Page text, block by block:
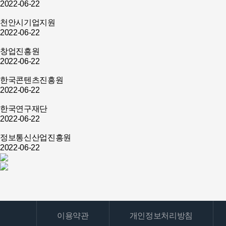
2022-06-22
천안시기업지원
2022-06-22
창업진흥원
2022-06-22
한국콘텐츠진흥원
2022-06-22
한국연구재단
2022-06-22
정보통신산업진흥원
2022-06-22
이용약관 개인정보처리방침